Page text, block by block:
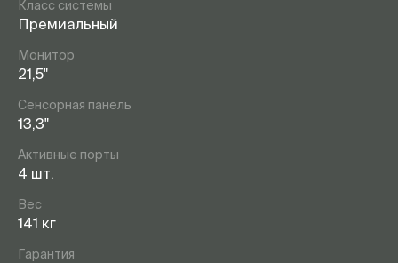
Класс системы
Премиальный
Монитор
21,5"
Сенсорная панель
13,3"
Активные порты
4 шт.
Вес
141 кг
Гарантия